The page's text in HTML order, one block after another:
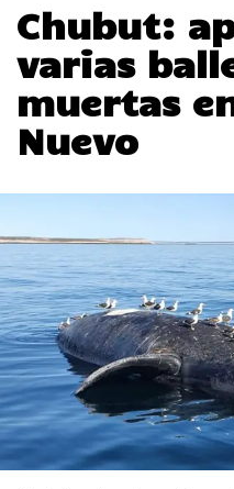
Chubut:
varias
muertas
Nuevo